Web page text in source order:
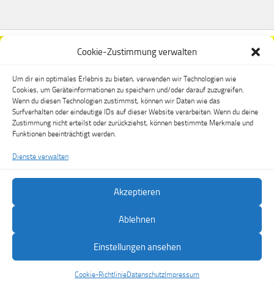
Cookie-Zustimmung verwalten
Um dir ein optimales Erlebnis zu bieten, verwenden wir Technologien wie
Cookies, um Geräteinformationen zu speichern und/oder darauf zuzugreifen.
Wenn du diesen Technologien zustimmst, können wir Daten wie das
Surfverhalten oder eindeutige IDs auf dieser Website verarbeiten. Wenn du deine
Zustimmung nicht erteilst oder zurückziehst, können bestimmte Merkmale und
Funktionen beeinträchtigt werden.
Dienste verwalten
Akzeptieren
Ablehnen
Einstellungen ansehen
Cookie-RichtlinieDatenschutz Impressum